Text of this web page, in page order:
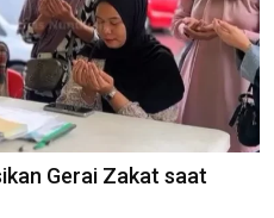
Gerai Zakat saat